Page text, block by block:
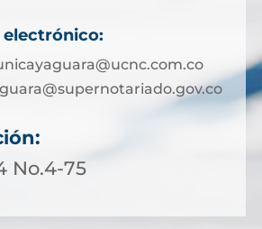
electrónico:
No.4-75